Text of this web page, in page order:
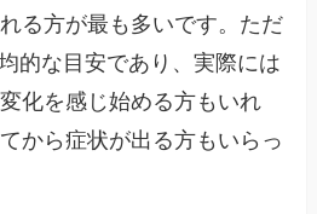
る方が最も多いです。ただ
的な目安であり、実際には
化を感じ始める方もいれ
から症状が出る方もいらっ